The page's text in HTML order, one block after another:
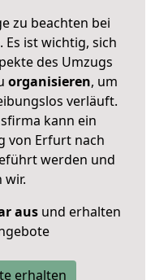
zu beachten bei
Es ist wichtig, sich
des Umzugs
organisieren, um
verläuft.
kann ein
von Erfurt nach
werden und
wir.
ausund erhalten
erhalten